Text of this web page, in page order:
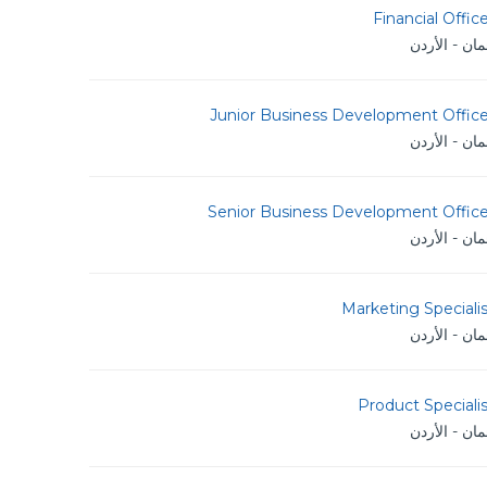
Financial
- الأردن
Junior Business Development
- الأردن
Senior Business Development
- الأردن
Marketing
- الأردن
Product
- الأردن